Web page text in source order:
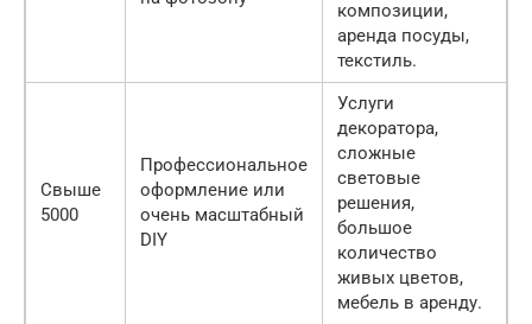
композиции,
аренда посуды,
текстиль.
Свыше
5000
Профессиональное
оформление или
очень масштабный
DIY
Услуги
декоратора,
сложные
световые
решения,
большое
количество
живых цветов,
мебель в аренду.